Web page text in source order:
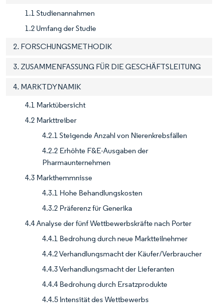
1.1 Studienannahmen
1.2 Umfang der Studie
2. FORSCHUNGSMETHODIK
3. ZUSAMMENFASSUNG FÜR DIE GESCHÄFTSLEITUNG
4. MARKTDYNAMIK
4.1 Marktübersicht
4.2 Markttreiber
4.2.1 Steigende Anzahl von Nierenkrebsfällen
4.2.2 Erhöhte F&E-Ausgaben der
Pharmaunternehmen
4.3 Markthemmnisse
4.3.1 Hohe Behandlungskosten
4.3.2 Präferenz für Generika
4.4 Analyse der fünf Wettbewerbskräfte nach Porter
4.4.1 Bedrohung durch neue Marktteilnehmer
4.4.2 Verhandlungsmacht der Käufer/Verbraucher
4.4.3 Verhandlungsmacht der Lieferanten
4.4.4 Bedrohung durch Ersatzprodukte
4.4.5 Intensität des Wettbewerbs